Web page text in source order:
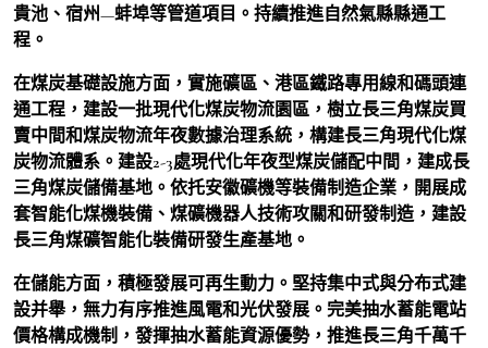
貴池、宿州—蚌埠等管道項目。持續推進自然氣縣縣通工
程。
在煤炭基礎設施方面，實施礦區、港區鐵路專用線和碼頭連
通工程，建設一批現代化煤炭物流園區，樹立長三角煤炭買
賣中間和煤炭物流年夜數據治理系統，構建長三角現代化煤
炭物流體系。建設2-3處現代化年夜型煤炭儲配中間，建成長
三角煤炭儲備基地。依托安徽礦機等裝備制造企業，開展成
套智能化煤機裝備、煤礦機器人技術攻關和研發制造，建設
長三角煤礦智能化裝備研發生產基地。
在儲能方面，積極發展可再生動力。堅持集中式與分布式建
設并舉，無力有序推進風電和光伏發展。完美抽水蓄能電站
價格構成機制，發揮抽水蓄能資源優勢，推進長三角千萬千